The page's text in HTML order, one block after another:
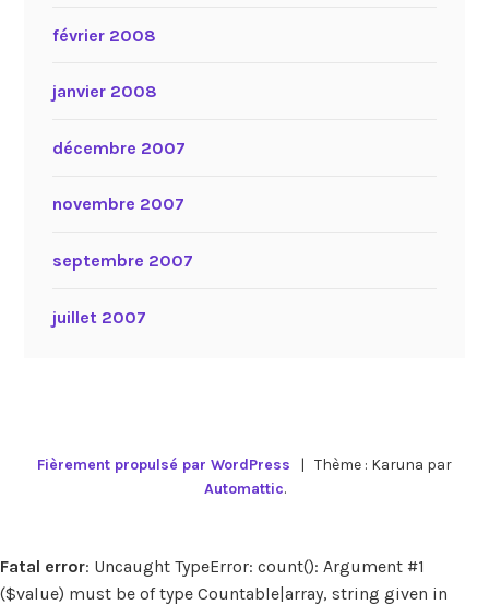
février 2008
janvier 2008
décembre 2007
novembre 2007
septembre 2007
juillet 2007
Fièrement propulsé par WordPress | Thème : Karuna par
Automattic.
Fatal error: Uncaught TypeError: count(): Argument #1
($value) must be of type Countable|array, string given in